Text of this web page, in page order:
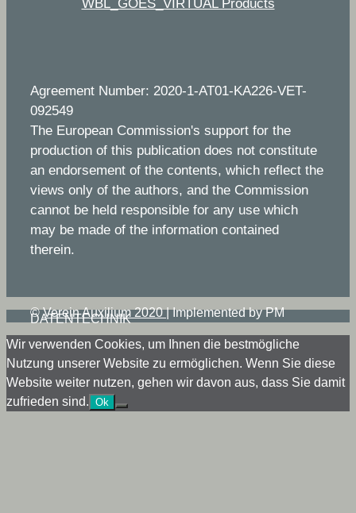
WBL_GOES_VIRTUAL Products
Agreement Number: 2020-1-AT01-KA226-VET-
092549
The European Commission's support for the
production of this publication does not constitute
an endorsement of the contents, which reflect the
views only of the authors, and the Commission
cannot be held responsible for any use which
may be made of the information contained
therein.
©Verein Auxilium 2020|Implemented by PM
DATENTECHNIK
Wir verwenden Cookies, um Ihnen die bestmögliche
Nutzung unserer Website zu ermöglichen. Wenn Sie diese
Website weiter nutzen, gehen wir davon aus, dass Sie damit
zufrieden sind. Ok